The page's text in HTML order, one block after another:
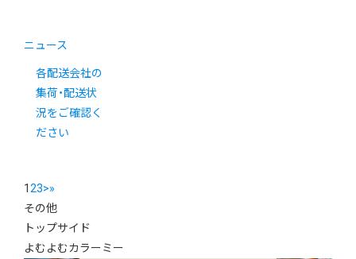
ニュース
各配送会社の
集荷・配送状
況をご確認く
ださい
123>»
その他
トップサイド
よむよむカラーミー